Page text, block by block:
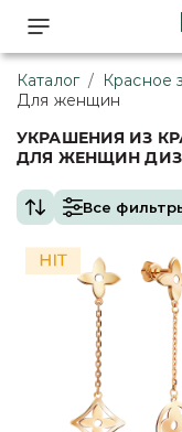
Каталог / Красное
Для женщин
УКРАШЕНИЯ ИЗ
ДЛЯ ЖЕНЩИН
Все